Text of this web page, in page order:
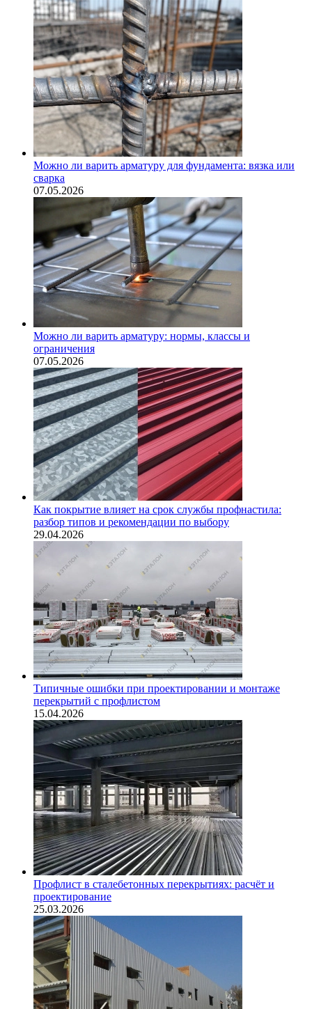
Можно ли варить арматуру для фундамента: вязка или
сварка
07.05.2026
Можно ли варить арматуру: нормы, классы и
ограничения
07.05.2026
Как покрытие влияет на срок службы профнастила:
разбор типов и рекомендации по выбору
29.04.2026
Типичные ошибки при проектировании и монтаже
перекрытий с профлистом
15.04.2026
Профлист в сталебетонных перекрытиях: расчёт и
проектирование
25.03.2026